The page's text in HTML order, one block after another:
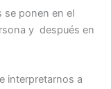
se ponen en el
y después en
interpretarnos a